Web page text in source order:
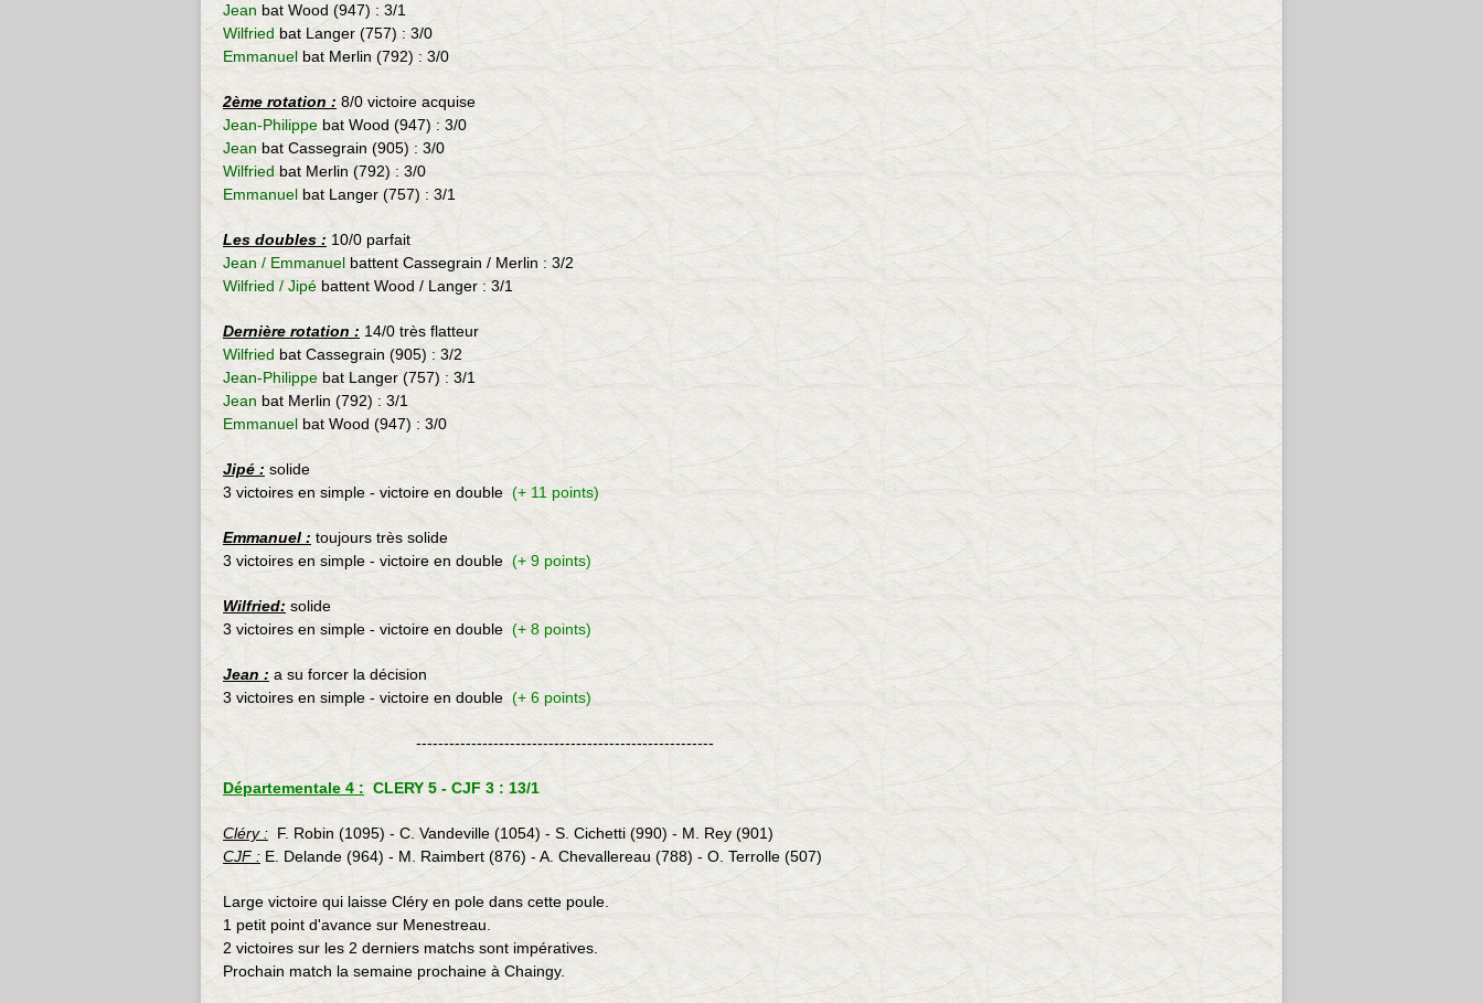
Jean bat Wood (947) : 3/1
Wilfried batLanger (757) : 3/0
Emmanuel bat Merlin (792) : 3/0
2ème rotation : 8/0 victoire acquise
Jean-Philippe bat Wood (947) : 3/0
Jean bat Cassegrain (905) : 3/0
Wilfried bat Merlin (792) : 3/0
Emmanuel bat Langer (757) : 3/1
Les doubles : 10/0 parfait
Jean / Emmanuel battent Cassegrain / Merlin : 3/2
Wilfried / Jipé battent Wood / Langer : 3/1
Dernière rotation : 14/0 très flatteur
Wilfried batCassegrain (905) : 3/2
Jean-Philippe bat Langer (757) : 3/1
Jean bat Merlin (792) : 3/1
Emmanuel bat Wood (947) : 3/0
Jipé : solide
3 victoires en simple - victoire en double (+ 11 points)
Emmanuel : toujours très solide
3 victoires en simple - victoire en double (+ 9 points)
Wilfried: solide
3 victoires en simple - victoire en double (+ 8 points)
Jean : a su forcer la décision
3 victoires en simple - victoire en double (+ 6 points)
------------------------------------------------------
Départementale 4 : CLERY 5 - CJF 3 : 13/1
Cléry : F. Robin (1095) - C. Vandeville (1054) - S. Cichetti (990) - M. Rey (901)
CJF : E. Delande (964) - M. Raimbert (876) - A. Chevallereau (788) - O. Terrolle (507)
Large victoire qui laisse Cléry en pole dans cette poule.
1 petit point d'avance sur Menestreau.
2 victoires sur les 2 derniers matchs sont impératives.
Prochain match la semaine prochaine à Chaingy.